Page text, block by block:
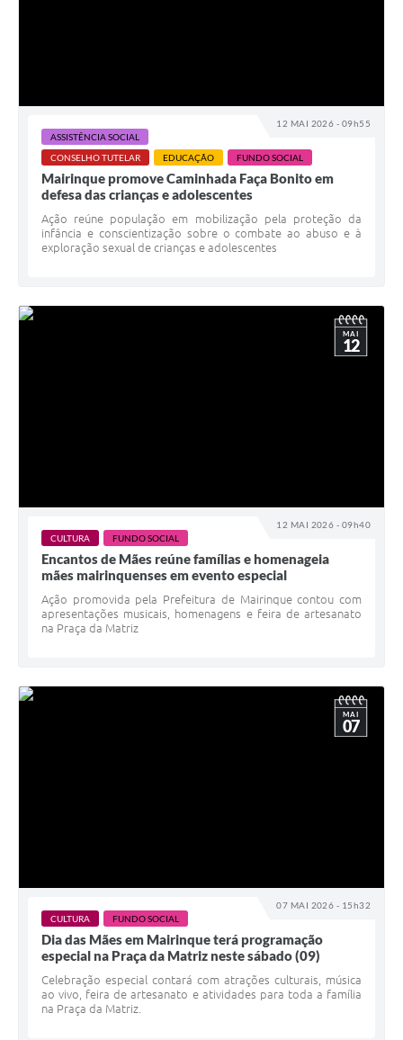
12 MAI 2026 - 09h55
ASSISTÊNCIA SOCIAL
CONSELHO TUTELAR
EDUCAÇÃO FUNDO SOCIAL
Mairinque promove Caminhada Faça Bonito em
defesa das crianças e adolescentes
Ação reúne população em mobilização pela proteção da
infância e conscientização sobre o combate ao abuso e à
exploração sexual de crianças e adolescentes
12 MAI 2026 - 09h40
MAI
12
CULTURA FUNDO SOCIAL
Encantos de Mães reúne famílias e homenageia
mães mairinquenses em evento especial
Ação promovida pela Prefeitura de Mairinque contou com
apresentações musicais, homenagens e feira de artesanato
na Praça da Matriz
07 MAI 2026 - 15h32
MAI
07
CULTURA FUNDO SOCIAL
Dia das Mães em Mairinque terá programação
especial na Praça da Matriz neste sábado (09)
Celebração especial contará com atrações culturais, música
ao vivo, feira de artesanato e atividades para toda a família
na Praça da Matriz.